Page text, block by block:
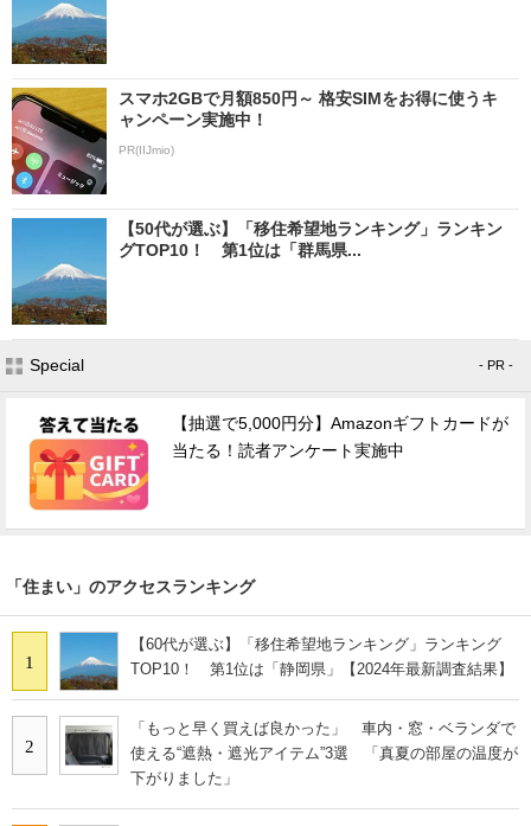
スマホ2GBで月額850円～ 格安SIMをお得に使うキ
ャンペーン実施中！
PR(IIJmio)
【50代が選ぶ】「移住希望地ランキング」ランキン
グTOP10！ 第1位は「群馬県...
Special - PR -
【抽選で5,000円分】Amazonギフトカードが
当たる！読者アンケート実施中
「住まい」のアクセスランキング
1
【60代が選ぶ】「移住希望地ランキング」ランキング
TOP10！ 第1位は「静岡県」【2024年最新調査結果】
2
「もっと早く買えば良かった」 車内・窓・ベランダで
使える“遮熱・遮光アイテム”3選 「真夏の部屋の温度が
下がりました」